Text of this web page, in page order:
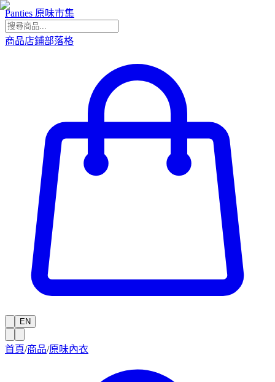
Panties 原味市集
商品店鋪部落格
EN
首頁/商品/原味內衣